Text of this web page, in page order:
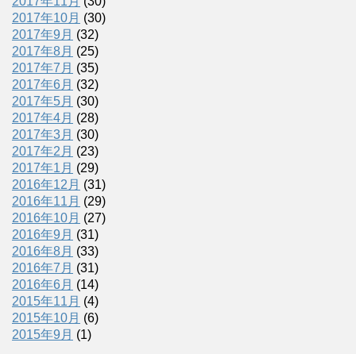
2017年10月 (30)
2017年9月 (32)
2017年8月 (25)
2017年7月 (35)
2017年6月 (32)
2017年5月 (30)
2017年4月 (28)
2017年3月 (30)
2017年2月 (23)
2017年1月 (29)
2016年12月 (31)
2016年11月 (29)
2016年10月 (27)
2016年9月 (31)
2016年8月 (33)
2016年7月 (31)
2016年6月 (14)
2015年11月 (4)
2015年10月 (6)
2015年9月 (1)